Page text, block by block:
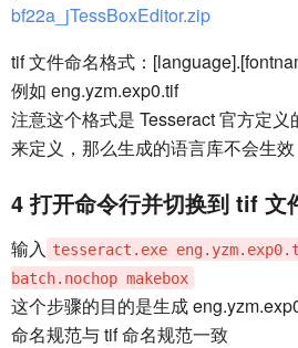
bf22a_jTessBoxEditor.zip
tif 文件命名格式：
例如 eng.yzm.exp0.tif
注意这个格式是 Tesseract 官方定
来定义，那么生成的语言库不会生效
4 打开命令行并切换到 tif 文
输入 tesseract.exe
batch.nochop makebox
这个步骤的目的是生成
命名规范与 tif 命名规范一致